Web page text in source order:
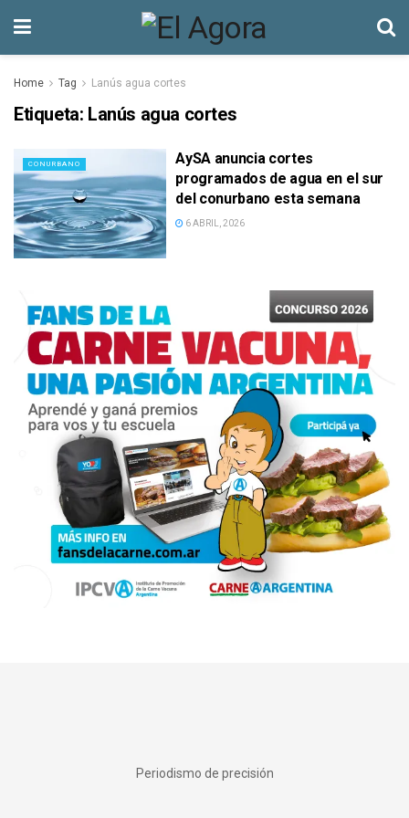
Home Tag Lanús agua cortes
Etiqueta: Lanús agua cortes
CONURBANO
AySA anuncia cortes
programados de agua en el sur
del conurbano esta semana
6 ABRIL, 2026
Periodismo de precisión